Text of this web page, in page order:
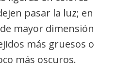
pasar la luz; en
mayor dimensión
más gruesos o
más oscuros.